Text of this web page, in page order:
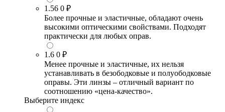
1.56 0 ₽
Более прочные и эластичные, обладают очень
высокими оптическими свойствами. Подходят
практически для любых оправ.
1.6 0 ₽
Менее прочные и эластичные, их нельзя
устанавливать в безободковые и полуободковые
оправы. Эти линзы – отличный вариант по
соотношению «цена-качество».
Выберите индекс